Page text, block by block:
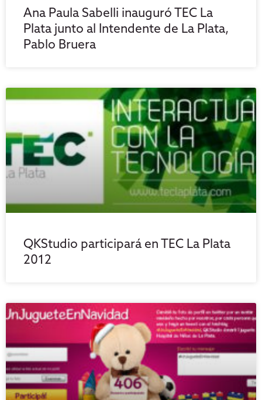
Ana Paula Sabelli inauguró TEC La
Plata junto al Intendente de La Plata,
Pablo Bruera
QKStudio participará en TEC La Plata
2012